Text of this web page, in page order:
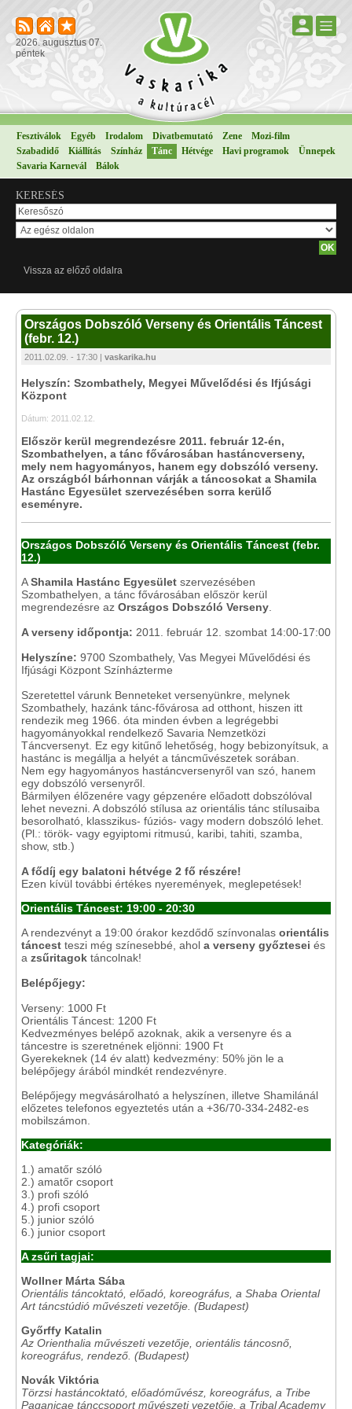
2026. augusztus 07.
péntek
Fesztiválok Egyéb Irodalom Divatbemutató Zene
Mozi-film
Szabadidő
Kiállítás Színház Tánc Hétvége Havi programok
Ünnepek
Savaria Karnevál
Bálok
KERESÉS
Vissza az előző oldalra
Országos Dobszóló Verseny és Orientális Táncest
(febr. 12.)
2011.02.09. - 17:30 | vaskarika.hu
Helyszín: Szombathely, Megyei Művelődési és Ifjúsági
Központ
Dátum: 2011.02.12.
Először kerül megrendezésre 2011. február 12-én,
Szombathelyen, a tánc fővárosában hastáncverseny,
mely nem hagyományos, hanem egy dobszóló verseny.
Az országból bárhonnan várják a táncosokat a Shamila
Hastánc Egyesület szervezésében sorra kerülő
eseményre.
Országos Dobszóló Verseny és Orientális Táncest (febr.
12.)
AShamila Hastánc Egyesület szervezésében
Szombathelyen, a tánc fővárosában először kerül
megrendezésre az Országos Dobszóló Verseny
A verseny időpontja: 2011. február 12. szombat 14:00-17:00
Helyszíne: 9700 Szombathely, Vas Megyei Művelődési és
Ifjúsági Központ Színházterme
Szeretettel várunk Benneteket versenyünkre, melynek
Szombathely, hazánk tánc-fővárosa ad otthont, hiszen itt
rendezik meg 1966. óta minden évben a legrégebbi
hagyományokkal rendelkező Savaria Nemzetközi
Táncversenyt. Ez egy kitűnő lehetőség, hogy bebizonyítsuk, a
hastánc is megállja a helyét a táncművészetek sorában.
Nem egy hagyományos hastáncversenyről van szó, hanem
egy dobszóló versenyről.
Bármilyen élőzenére vagy gépzenére előadott dobszólóval
lehet nevezni. A dobszóló stílusa az orientális tánc stílusaiba
besorolható, klasszikus- fúziós- vagy modern dobszóló lehet.
(Pl.: török- vagy egyiptomi ritmusú, karibi, tahiti, szamba,
show, stb.)
A fődíj egy balatoni hétvége 2 fő részére!
Ezen kívül további értékes nyeremények, meglepetések!
Orientális Táncest: 19:00 - 20:30
A rendezvényt a 19:00 órakor kezdődő színvonalas orientális
táncest teszi még színesebbé, ahol a verseny győztesei és
a zsűritagok táncolnak!
Belépőjegy:
Verseny: 1000 Ft
Orientális Táncest: 1200 Ft
Kedvezményes belépő azoknak, akik a versenyre és a
táncestre is szeretnének eljönni: 1900 Ft
Gyerekeknek (14 év alatt) kedvezmény: 50% jön le a
belépőjegy árából mindkét rendezvényre.
Belépőjegy megvásárolható a helyszínen, illetve Shamilánál
előzetes telefonos egyeztetés után a +36/70-334-2482-es
mobilszámon.
Kategóriák:
1.) amatőr szóló
2.) amatőr csoport
3.) profi szóló
4.) profi csoport
5.) junior szóló
6.) junior csoport
A zsűri tagjai:
Wollner Márta Sába
Orientális táncoktató, előadó, koreográfus, a Shaba Oriental
Art táncstúdió művészeti vezetője. (Budapest)
Győrffy Katalin
Az Orienthalia művészeti vezetője, orientális táncosnő,
koreográfus, rendező. (Budapest)
Novák Viktória
Törzsi hastáncoktató, előadóművész, koreográfus, a Tribe
Paganicae tánccsoport művészeti vezetője, a Tribal Academy